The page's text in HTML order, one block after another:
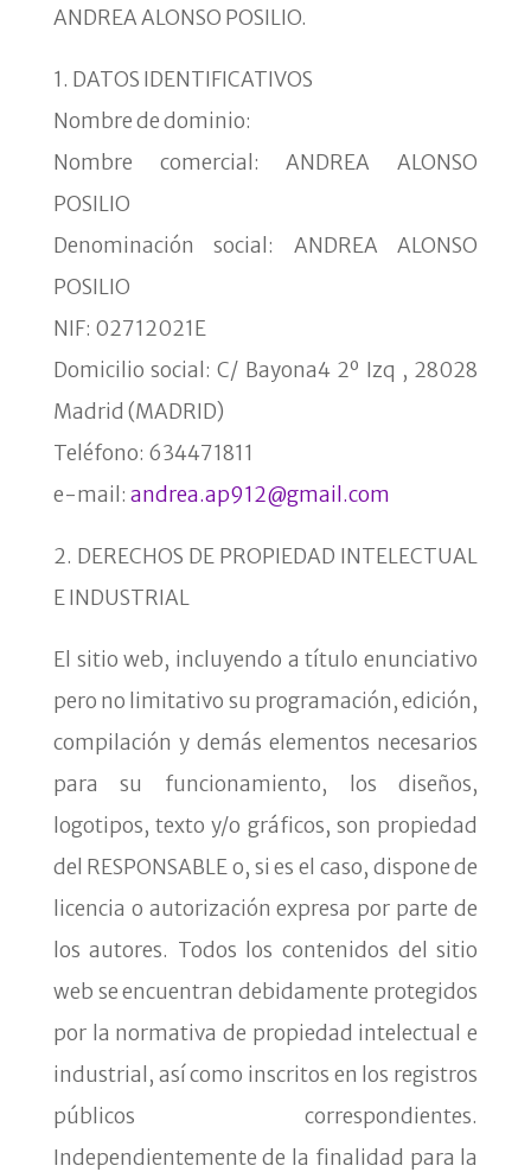
ANDREA ALONSO POSILIO.
1. DATOS IDENTIFICATIVOS
Nombre de dominio:
Nombre comercial: ANDREA ALONSO
POSILIO
Denominación social: ANDREA ALONSO
POSILIO
NIF: 02712021E
Domicilio social: C/ Bayona4 2º Izq , 28028
Madrid (MADRID)
Teléfono: 634471811
e-mail: andrea.ap912@gmail.com
2. DERECHOS DE PROPIEDAD INTELECTUAL
E INDUSTRIAL
El sitio web, incluyendo a título enunciativo
pero no limitativo su programación, edición,
compilación y demás elementos necesarios
para su funcionamiento, los diseños,
logotipos, texto y/o gráficos, son propiedad
del RESPONSABLE o, si es el caso, dispone de
licencia o autorización expresa por parte de
los autores. Todos los contenidos del sitio
web se encuentran debidamente protegidos
por la normativa de propiedad intelectual e
industrial, así como inscritos en los registros
públicos correspondientes.
Independientemente de la finalidad para la